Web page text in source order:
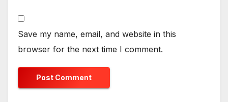
Save my name, email, and website in this
browser for the next time I comment.